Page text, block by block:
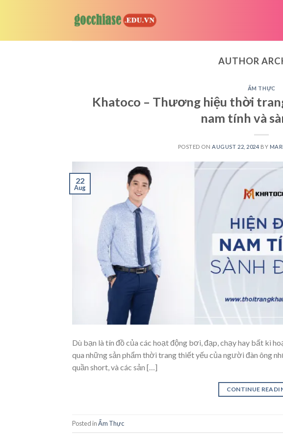
AUTHOR
ẨM THỰC
Khatoco – Thương hiệu thời
nam tính và
POSTED ONAUGUST 22, 2024 BY
22
Aug
Dù bạn là tín đồ của các hoạt động bơi, đạp, chạy hay bất kì
qua những sản phẩm thời trang thiết yếu của người đàn ông
quần short, và các sản […]
CONTINUE
Posted inẨm Thực